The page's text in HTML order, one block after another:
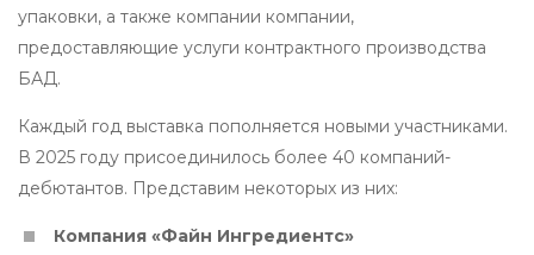
упаковки, а также компании компании,
предоставляющие услуги контрактного производства
БАД.
Каждый год выставка пополняется новыми участниками.
В 2025 году присоединилось более 40 компаний-
дебютантов. Представим некоторых из них:
Компания «Файн Ингредиентс»